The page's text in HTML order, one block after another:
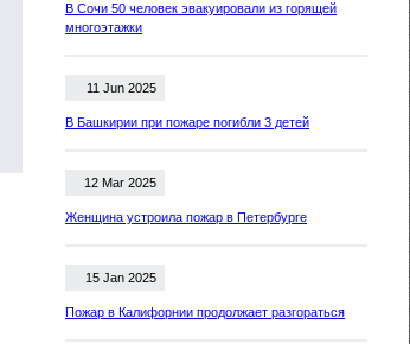
В Сочи 50 человек эвакуировали из горящей
многоэтажки
11 Jun 2025
В Башкирии при пожаре погибли 3 детей
12 Mar 2025
Женщина устроила пожар в Петербурге
15 Jan 2025
Пожар в Калифорнии продолжает разгораться